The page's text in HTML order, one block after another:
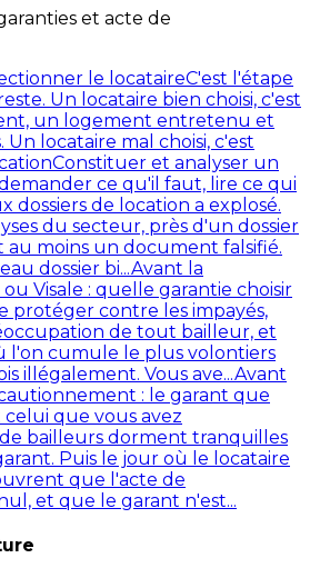
et acte de
le locataireC'est l'étape
Un locataire bien choisi, c'est
un logement entretenu et
locataire mal choisi, c'est
Constituer et analyser un
ce qu'il faut, lire ce qui
dossiers de location a explosé.
du secteur, près d'un dossier
au moins un document falsifié.
dossier bi...Avant la
ou Visale : quelle garantie choisir
protéger contre les impayés,
de tout bailleur, et
l'on cumule le plus volontiers
illégalement. Vous ave...Avant
: le garant que
celui que vous avez
bailleurs dorment tranquilles
Puis le jour où le locataire
que l'acte de
et que le garant n'est...